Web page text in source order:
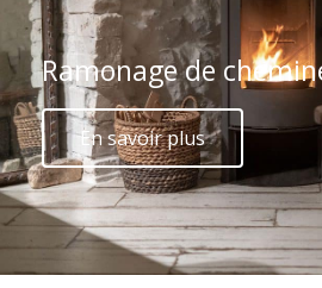
Ramonage de
En savoir plus